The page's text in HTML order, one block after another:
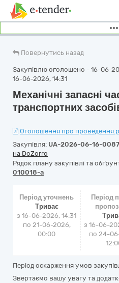
Повернутись назад
Закупівлю оголошено - 16-06-
16-06-2026, 14:31
Механічні запасні
транспортних
Оголошення про
Закупівля: UA-2026-06-16-
на DoZorro
Рядок плану закупівлі та
010018-a
Період уточнень
Триває
з 16-06-2026, 14:31
по 21-06-2026,
00:00
Період
з 16-06-
по 24-
Період оскарження умов
Звертаємо вашу увагу та